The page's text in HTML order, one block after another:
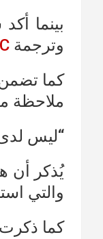
بينما
وترجمة
كما
ملاحظة
“ليس
يُذكر أن
والتي
كما ذكرت